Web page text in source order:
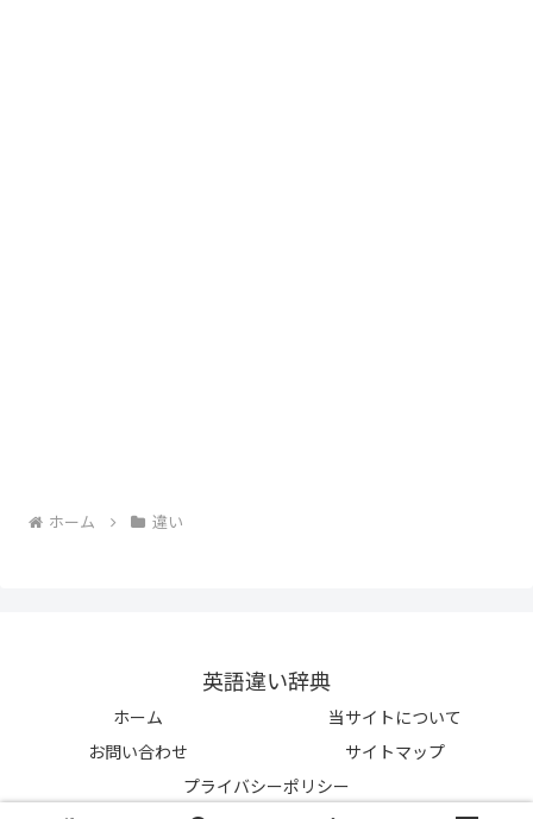
ホーム 違い
英語違い辞典
ホーム
当サイトについて
お問い合わせ
サイトマップ
プライバシーポリシー